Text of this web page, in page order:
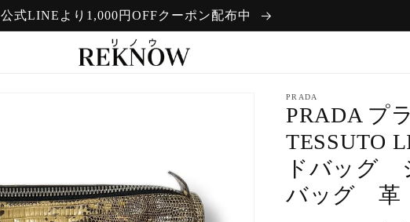
公式LINEより1,000円OFFクーポン配布中
PRADA
PRADA プ
TESSUTO
ドバッグ
バッグ 革